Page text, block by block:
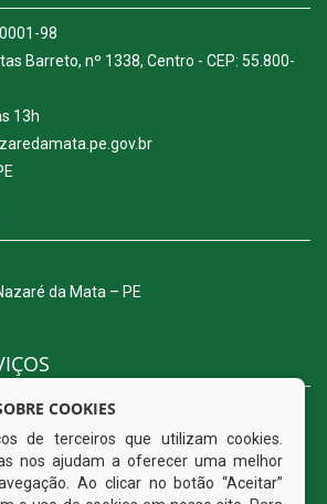
98
Barreto, nº 1338, Centro - CEP: 55.800-
13h
da Mata – PE
COOKIES
de terceiros que utilizam cookies.
nos ajudam a oferecer uma melhor
Ao clicar no botão “Aceitar”